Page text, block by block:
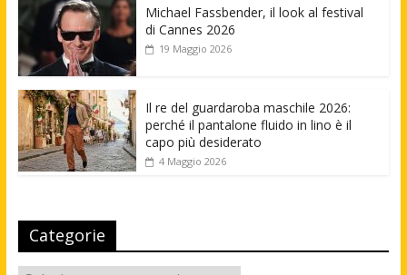
Michael Fassbender, il look al festival
di Cannes 2026
19 Maggio 2026
Il re del guardaroba maschile 2026:
perché il pantalone fluido in lino è il
capo più desiderato
4 Maggio 2026
Categorie